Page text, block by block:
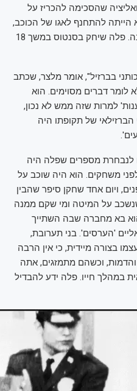
שהסכימה להכריז על
הייתה להתחנף לאגו של הכוכב,
אלא למנוע ממנו לעזוב את המדינה. פלה שיחק בסנטוס במשך 18
בברזיל", אומר מלצר, שכתב
דברים מסוימים. הוא
למרות שזה ממש לא נכון,
של תקופתו היה
לנבחרת מספרים שפלה היה
משחקים. הוא היה שוכב על
ויום אחד שחקן סיפר שהבין
שנשכב על המיטה ומי שקם ממנה
בא מחברה שבה השתייך
'הערסים'. בני תערובת,
בצורה מיידית, כי אין הרבה
וכשהם מתמזגים, אתה
במהלך חייו. פלה ידע להבדיל